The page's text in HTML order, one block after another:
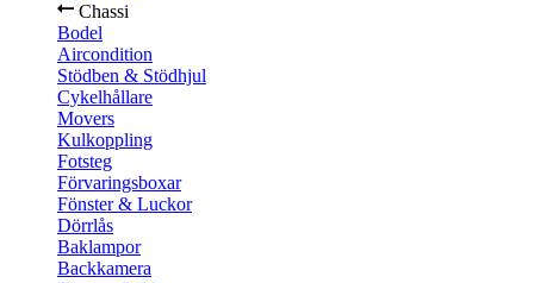
Chassi
Bodel
Aircondition
Stödben & Stödhjul
Cykelhållare
Movers
Kulkoppling
Fotsteg
Förvaringsboxar
Fönster & Luckor
Dörrlås
Baklampor
Backkamera